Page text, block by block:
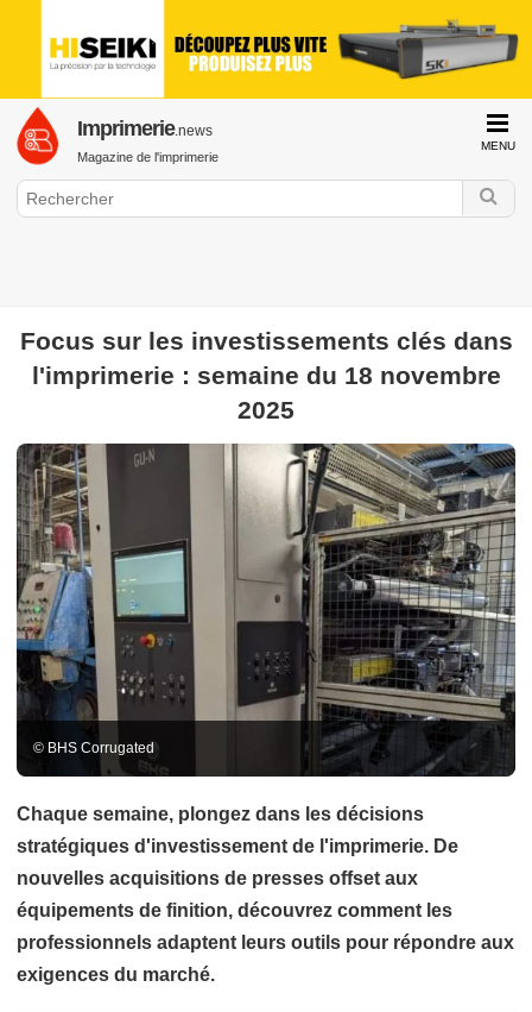
MENU
Imprimerie.news
Magazine de l'imprimerie
GraphiLine.com
Impression Offset Impression Numérique
Histoire de l'imprimerie
Portrait Formation & Emploi
Focus sur les investissements clés dans
l'imprimerie : semaine du 18 novembre
2025
© BHS Corrugated
Chaque semaine, plongez dans les décisions
stratégiques d'investissement de l'imprimerie. De
nouvelles acquisitions de presses offset aux
équipements de finition, découvrez comment les
professionnels adaptent leurs outils pour répondre aux
exigences du marché.